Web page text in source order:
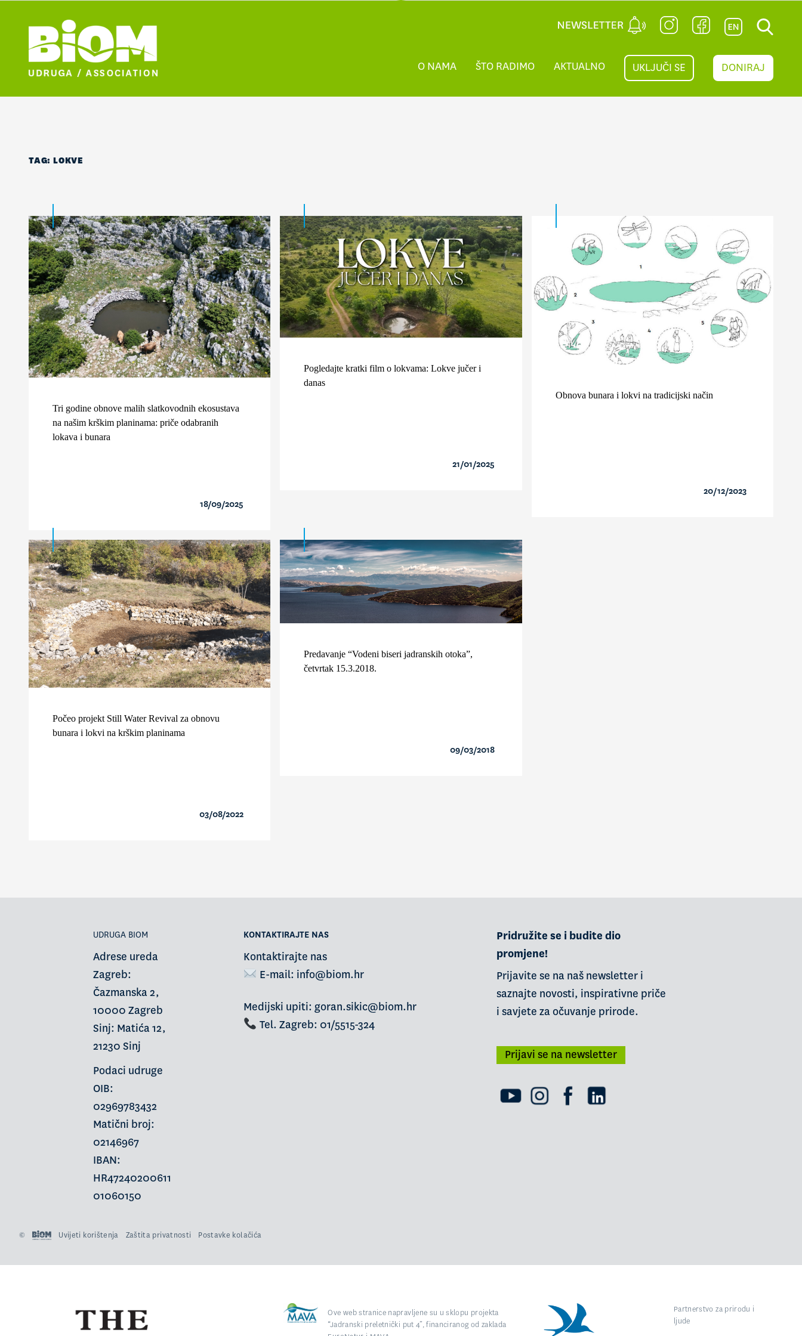
O NAMA ŠTO RADIMO AKTUALNO UKLJUČI SE DONIRAJ
TAG: LOKVE
Tri godine obnove malih slatkovodnih ekosustava
na našim krškim planinama: priče odabranih
lokava i bunara
18/09/2025
Pogledajte kratki film o lokvama: Lokve jučer i
danas
21/01/2025
Obnova bunara i lokvi na tradicijski način
20/12/2023
Počeo projekt Still Water Revival za obnovu
bunara i lokvi na krškim planinama
03/08/2022
Predavanje “Vodeni biseri jadranskih otoka”,
četvrtak 15.3.2018.
09/03/2018
UDRUGA BIOM
Adrese ureda
Zagreb:
Čazmanska 2,
10000 Zagreb
Sinj: Matića 12,
21230 Sinj
Podaci udruge
OIB:
02969783432
Matični broj:
02146967
IBAN:
HR47240200611
01060150
KONTAKTIRAJTE NAS
Kontaktirajte nas
E-mail: info@biom.hr
Medijski upiti: goran.sikic@biom.hr
Tel. Zagreb: 01/5515-324
Pridružite se i budite dio
promjene!
Prijavite se na naš newsletter i
saznajte novosti, inspirativne priče
i savjete za očuvanje prirode.
Prijavi se na newsletter
© Uvijeti korištenja Zaštita privatnosti Postavke kolačića
Ove web stranice napravljene su u sklopu projekta
“Jadranski preletnički put 4”, financiranog od zaklada
Partnerstvo za prirodu i
ljude